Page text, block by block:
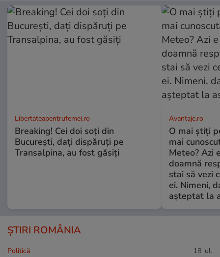
Libertateapentrufemei.ro
Breaking! Cei doi soți din
București, dați dispăruți pe
Transalpina, au fost găsiți
Avantaje.ro
O mai știți
mai
Meteo? Azi
doamnă
stai să vezi
ei. Nimeni,
așteptat la
ȘTIRI ROMÂNIA
Politică 18 iul.